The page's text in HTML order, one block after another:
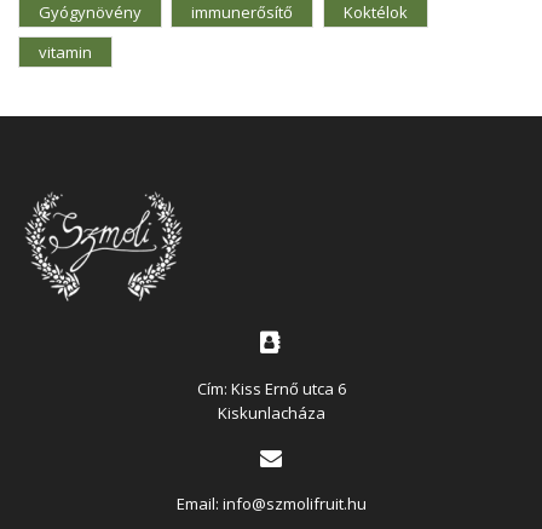
Gyógynövény immunerősítő
Koktélok
vitamin
Cím: Kiss Ernő utca 6
Kiskunlacháza
Email: info@szmolifruit.hu